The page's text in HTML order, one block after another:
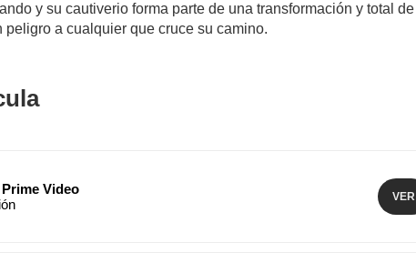
y su cautiverio forma parte de una transformación y total de
peligro a cualquier que cruce su camino.
Video
VER